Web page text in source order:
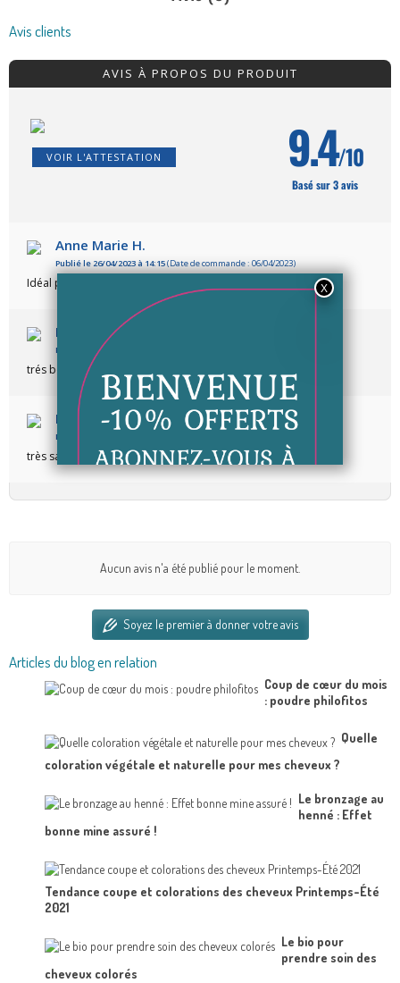
Avis clients
AVIS À PROPOS DU PRODUIT
VOIR L'ATTESTATION 9.4/10
Basé sur 3 avis
Anne Marie H.
Publié le 26/04/2023 à 14:15(Date de commande : 06/04/2023)
Idéal pour moi
Lefevre c.
Publié le 05/09/2020 à 19:36
trés bon produit
Marlène B.
Publié le 27/05/2020 à 10:08
très satisfaite du produit rapport qualité prix
Aucun avis n'a été publié pour le moment.
Soyez le premier à donner votre avis
Articles du blog en relation
Coup de cœur du mois
: poudre philofitos
Quelle
coloration végétale et naturelle pour mes cheveux ?
Le bronzage au
henné : Effet
bonne mine assuré !
Tendance coupe et colorations des cheveux Printemps-Été
2021
Le bio pour
prendre soin des
cheveux colorés